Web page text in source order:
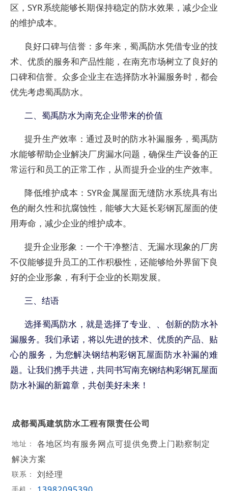
区，SYR系统能够长期保持稳定的防水效果，减少企业
的维护成本。
良好口碑与信誉 ：多年来，蜀禹防水凭借专业的技
术、优质的服务和产品性能，在南充市场树立了良好的
口碑和信誉。众多企业主在选择防水补漏服务时，都会
优先考虑蜀禹防水。
二、蜀禹防水为南充企业带来的价值
提升生产效率 ：通过及时的防水补漏服务，蜀禹防
水能够帮助企业解决厂房漏水问题，确保生产设备的正
常运行和员工的正常工作，从而提升企业的生产效率。
降低维护成本 ：SYR金属屋面无缝防水系统具有出
色的耐久性和抗腐蚀性，能够大大延长彩钢瓦屋面的使
用寿命，减少企业的维护成本。
提升企业形象 ：一个干净整洁、无漏水现象的厂房
不仅能够提升员工的工作积极性，还能够给外界留下良
好的企业形象，有利于企业的长期发展。
三、结语
选择蜀禹防水，就是选择了专业、、创新的防水补
漏服务。我们承诺，将以先进的技术、优质的产品、贴
心的服务，为您解决钢结构彩钢瓦屋面防水补漏的难
题。让我们携手共进，共同书写南充钢结构彩钢瓦屋面
防水补漏的新篇章，共创美好未来！
成都蜀禹建筑防水工程有限责任公司
地址：
各地区均有服务网点可提供免费上门勘察制定
解决方案
联系： 刘经理
手机：